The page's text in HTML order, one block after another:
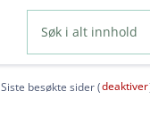
Siste besøkte sider (deaktiver